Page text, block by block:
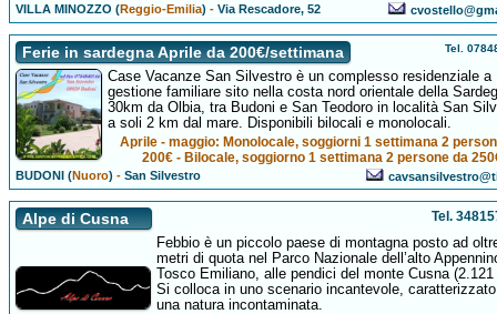
VILLA MINOZZO (Reggio-Emilia) -Via Rescadore, 52
Ferie in sardegna Aprile da 200€/settimana Tel.
Case Vacanze San Silvestro è un complesso residenziale a
gestione familiare sito nella costa nord orientale della
30km da Olbia, tra Budoni e San Teodoro in località San
a soli 2 km dal mare. Disponibili bilocali e monolocali.
Aprile - maggio: Monolocale, soggiorni 1 settimana 2
200€ - Bilocale, soggiorno 1 settimana 2 persone da
BUDONI (Nuoro) -San Silvestro
Alpe di Cusna Tel.
Febbio è un piccolo paese di montagna posto ad
metri di quota nel Parco Nazionale dell’alto
Tosco Emiliano, alle pendici del monte Cusna
Si colloca in uno scenario incantevole,
una natura incontaminata.